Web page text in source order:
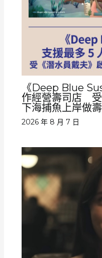
《Deep Blue
作經營壽司店
下海捕魚上岸做
2026 年 8 月 7 日